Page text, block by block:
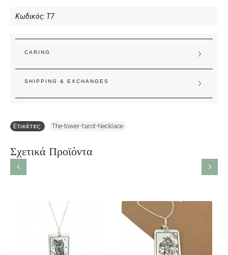
Κωδικός: T7
CARING
SHIPPING & EXCHANGES
Ετικέτες: The-tower-tarot-Necklace
Σχετικά Προϊόντα